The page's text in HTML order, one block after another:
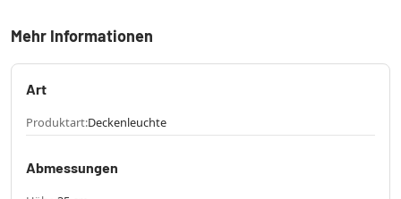
Mehr Informationen
Art
Produktart:Deckenleuchte
Abmessungen